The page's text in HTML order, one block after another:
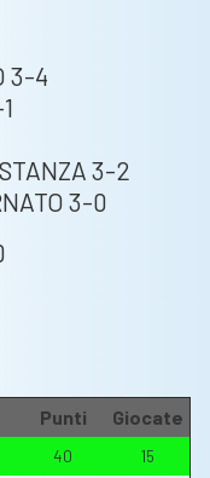
3-4
3-2
3-0
Punti Giocate
40
15